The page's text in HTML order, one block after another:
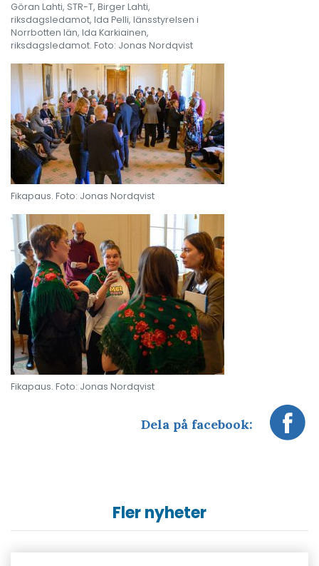
Göran Lahti, STR-T, Birger Lahti,
riksdagsledamot, Ida Pelli, länsstyrelsen i
Norrbotten län, Ida Karkiainen,
riksdagsledamot. Foto: Jonas Nordqvist
Fikapaus. Foto: Jonas Nordqvist
Fikapaus. Foto: Jonas Nordqvist
Dela på facebook:
Fler nyheter